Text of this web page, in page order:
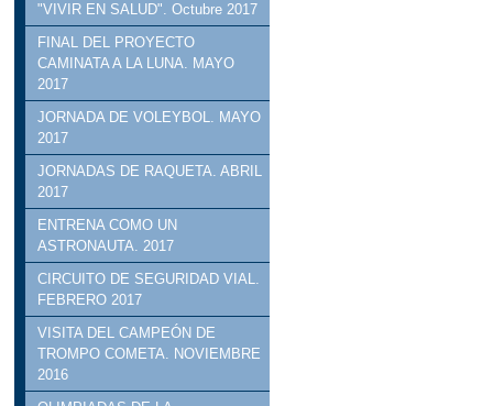
"VIVIR EN SALUD". Octubre 2017
FINAL DEL PROYECTO
CAMINATA A LA LUNA. MAYO
2017
JORNADA DE VOLEYBOL. MAYO
2017
JORNADAS DE RAQUETA. ABRIL
2017
ENTRENA COMO UN
ASTRONAUTA. 2017
CIRCUITO DE SEGURIDAD VIAL.
FEBRERO 2017
VISITA DEL CAMPEÓN DE
TROMPO COMETA. NOVIEMBRE
2016